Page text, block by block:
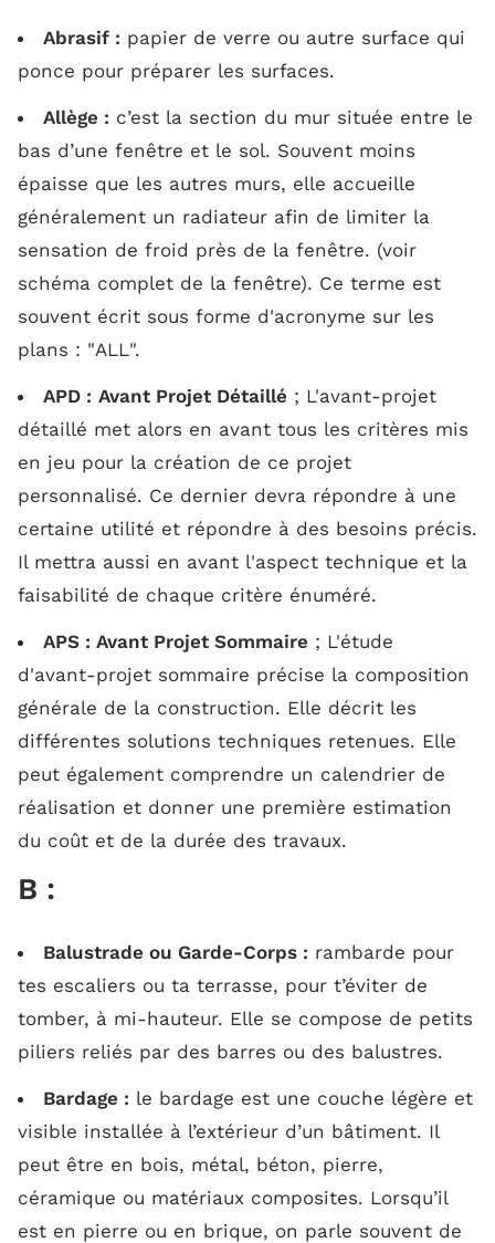
Q :
R :
T :
W :
Z :
Abrasif : papier de verre ou autre surface qui
ponce pour préparer les surfaces.
Allège : c’est la section du mur située entre le
bas d’une fenêtre et le sol. Souvent moins
épaisse que les autres murs, elle accueille
généralement un radiateur afin de limiter la
sensation de froid près de la fenêtre. (voir
schéma complet de la fenêtre). Ce terme est
souvent écrit sous forme d'acronyme sur les
plans : "ALL".
APD : Avant Projet Détaillé ; L'avant-projet
détaillé met alors en avant tous les critères mis
en jeu pour la création de ce projet
personnalisé. Ce dernier devra répondre à une
certaine utilité et répondre à des besoins précis.
Il mettra aussi en avant l'aspect technique et la
faisabilité de chaque critère énuméré.
APS : Avant Projet Sommaire ; L'étude
d'avant-projet sommaire précise la composition
générale de la construction. Elle décrit les
différentes solutions techniques retenues. Elle
peut également comprendre un calendrier de
réalisation et donner une première estimation
du coût et de la durée des travaux.
B :
Balustrade ou Garde-Corps : rambarde pour
tes escaliers ou ta terrasse, pour t’éviter de
tomber, à mi-hauteur. Elle se compose de petits
piliers reliés par des barres ou des balustres.
Bardage : le bardage est une couche légère et
visible installée à l’extérieur d’un bâtiment. Il
peut être en bois, métal, béton, pierre,
céramique ou matériaux composites. Lorsqu’il
est en pierre ou en brique, on parle souvent de